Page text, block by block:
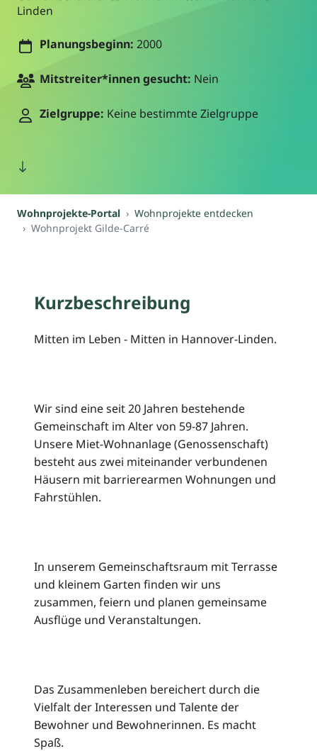
Linden
Planungsbeginn: 2000
Mitstreiter*innen gesucht: Nein
Zielgruppe: Keine bestimmte Zielgruppe
Wohnprojekte-Portal
Wohnprojekte entdecken
Wohnprojekt Gilde-Carré
Kurzbeschreibung
Mitten im Leben - Mitten in Hannover-Linden.
Wir sind eine seit 20 Jahren bestehende
Gemeinschaft im Alter von 59-87 Jahren.
Unsere Miet-Wohnanlage (Genossenschaft)
besteht aus zwei miteinander verbundenen
Häusern mit barrierearmen Wohnungen und
Fahrstühlen.
In unserem Gemeinschaftsraum mit Terrasse
und kleinem Garten finden wir uns
zusammen, feiern und planen gemeinsame
Ausflüge und Veranstaltungen.
Das Zusammenleben bereichert durch die
Vielfalt der Interessen und Talente der
Bewohner und Bewohnerinnen. Es macht
Spaß.